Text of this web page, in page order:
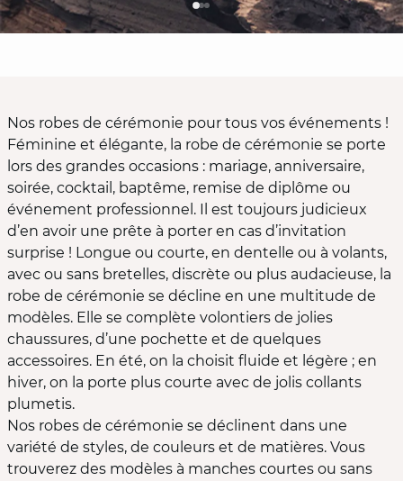
Nos robes de cérémonie pour tous vos événements !
Féminine et élégante, la robe de cérémonie se porte
lors des grandes occasions : mariage, anniversaire,
soirée, cocktail, baptême, remise de diplôme ou
événement professionnel. Il est toujours judicieux
d’en avoir une prête à porter en cas d’invitation
surprise ! Longue ou courte, en dentelle ou à volants,
avec ou sans bretelles, discrète ou plus audacieuse, la
robe de cérémonie se décline en une multitude de
modèles. Elle se complète volontiers de jolies
chaussures, d’une pochette et de quelques
accessoires. En été, on la choisit fluide et légère ; en
hiver, on la porte plus courte avec de jolis collants
plumetis.
Nos robes de cérémonie se déclinent dans une
variété de styles, de couleurs et de matières. Vous
trouverez des modèles à manches courtes ou sans